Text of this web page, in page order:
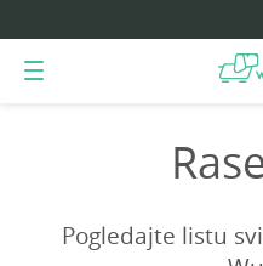
Pogledajte listu